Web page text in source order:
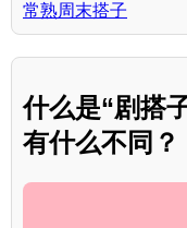
常熟周末搭子
什么是“剧搭
有什么不同？